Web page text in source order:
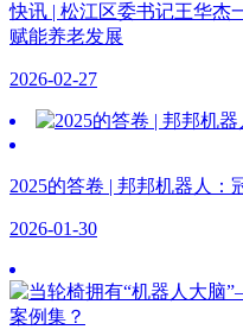
快讯 | 松江区委书记王华杰
赋能养老发展
2026-02-27
2025的答卷 | 邦邦机器人：
2026-01-30